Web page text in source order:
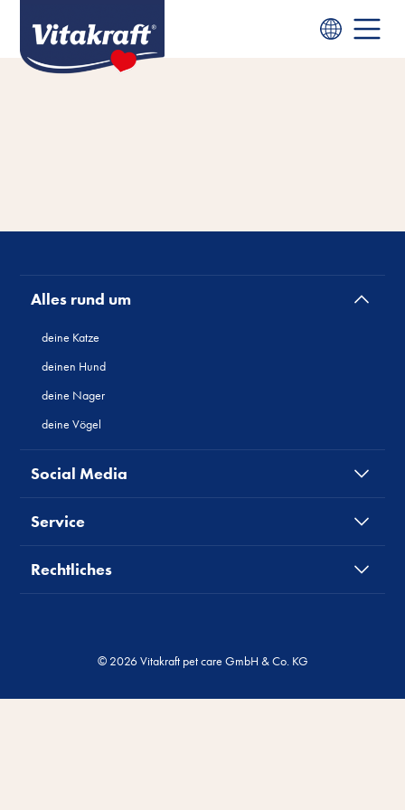
Alles rund um
deine Katze
deinen Hund
deine Nager
deine Vögel
Social Media
Service
Rechtliches
© 2026 Vitakraft pet care GmbH & Co. KG